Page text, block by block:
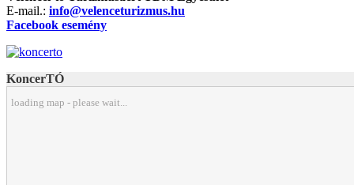
E-mail.: info@velenceturizmus.hu
Facebook esemény
KoncerTÓ
loading map - please wait...